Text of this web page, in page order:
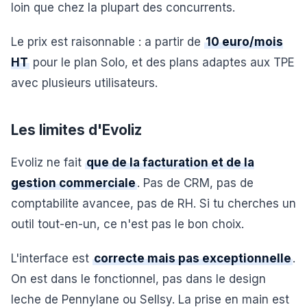
loin que chez la plupart des concurrents.
Le prix est raisonnable : a partir de 10 euro/mois
HT pour le plan Solo, et des plans adaptes aux TPE
avec plusieurs utilisateurs.
Les limites d'Evoliz
Evoliz ne fait que de la facturation et de la
gestion commerciale. Pas de CRM, pas de
comptabilite avancee, pas de RH. Si tu cherches un
outil tout-en-un, ce n'est pas le bon choix.
L'interface est correcte mais pas exceptionnelle.
On est dans le fonctionnel, pas dans le design
leche de Pennylane ou Sellsy. La prise en main est